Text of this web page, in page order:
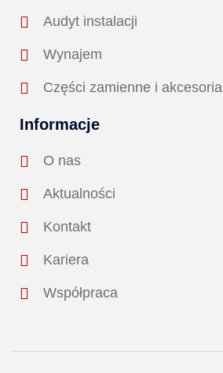
Audyt instalacji
Wynajem
Części zamienne i akcesoria
Informacje
O nas
Aktualności
Kontakt
Kariera
Współpraca